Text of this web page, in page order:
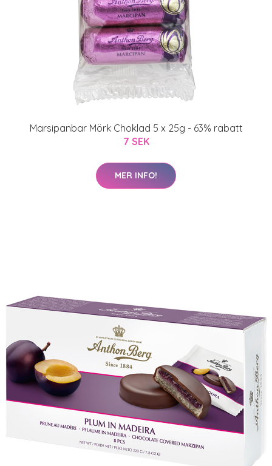
Marsipanbar Mörk Choklad 5 x 25g - 63% rabatt
7 SEK
MER INFO!